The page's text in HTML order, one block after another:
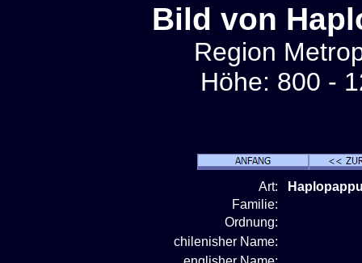
Bild von
Region
Höhe: 800 -
Art:
Familie:
Ordnung:
chilenisher Name: